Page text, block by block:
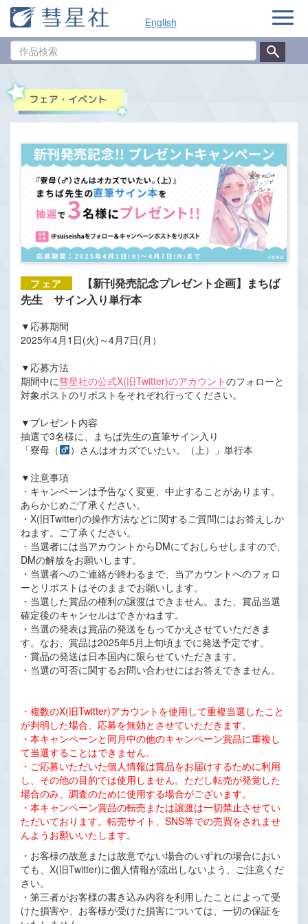
English
品
ナ
ゲ
【新刊発売記念プレゼント企画】まちば
先生 サイン入り単行本
▼応募期間
2025年4月1日(火)～4月7日(月）
▼応募方法
期間中に彗星社の公式X(旧Twitter)のアカウントのフォローと
対象ポストのリポストをそれぞれ行ってください。
▼プレゼント内容
抽選で3名様に、まちば先生の直筆サイン入り
「寮母（
）さんはオカズでいたい。（上）」単行本
▼注意事項
・キャンペーンは予告なく変更、中止することがあります。
あらかじめご了承ください。
・X(旧Twitter)の操作方法などに関するご質問にはお答えしか
ねます。ご了承ください。
・当選者には当アカウントからDMにておしらせしますので、
DMの解放をお願いします。
・当選者へのご連絡が終わるまで、当アカウントへのフォロ
ーとリポストはそのままでお願いします。
・当選した賞品の権利の譲渡はできません。また、賞品当選
確定後のキャンセルはできかねます。
・当選の発表は賞品の発送をもってかえさせていただきま
す。なお、賞品は2025年5月上旬頃までに発送予定です。
・賞品の発送は日本国内に限らせていただきます。
・当選の可否に関するお問い合わせにはお答えできません。
・複数のX(旧Twitter)アカウントを使用して重複当選したこと
が判明した場合、応募を無効とさせていただきます。
・本キャンペーンと同月中の他のキャンペーン賞品に重複し
て当選することはできません。
・ご応募いただいた個人情報は賞品をお届けするために利用
し、その他の目的では使用しません。ただし転売が発覚した
場合のみ、調査のために使用する場合がございます。
・本キャンペーン賞品の転売または譲渡は一切禁止させてい
ただいております。転売サイト、SNS等での売買をされませ
んようお願いいたします。
・お客様の故意または故意でない場合のいずれの場合におい
ても、X(旧Twitter)に個人情報が流出しないよう、ご注意くだ
さい。
・第三者がお客様の書き込み内容を利用したことによって受
けた損害や、お客様が受けた損害については、一切の保証を